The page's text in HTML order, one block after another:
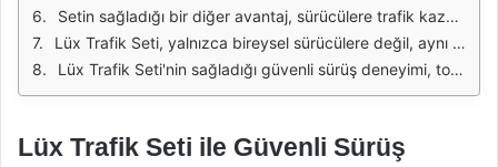
Setin sağladığı bir diğer avantaj, sürücülere trafik kazası sonrası nasıl davranmaları gerektiği konusunda bilgi vermesidir. Kazalar her zaman beklenmedik bir şekilde meydana gelebilir ve bu tür durumlarda doğru hareket etmek hayati önem taşır. Lüx Trafik Seti, sürücüleri bu konuda eğiterek, kaza sonrası yapılması gerekenleri ve acil durumlarda nasıl davranmaları gerektiğini açıkça belirtir.
Lüx Trafik Seti, yalnızca bireysel sürücülere değil, aynı zamanda sürücü kurslarına da hitap etmektedir. Kurslar, setin içeriğini kullanarak öğrencilerine daha etkin bir eğitim verebilir. Bu sayede, geleceğin sürücüleri, güvenli sürüş tekniklerini erken yaşta öğrenerek, daha bilinçli ve dikkatli birer sürücü olurlar. Ayrıca, sürücü kursları için hazırlanan özel materyaller, eğitmenlerin işini kolaylaştırır ve eğitim süreçlerini daha verimli hale getirir.
Lüx Trafik Seti'nin sağladığı güvenli sürüş deneyimi, toplumu genel olarak olumlu yönde etkiler. Sürücüler, edindikleri bilgi ve deneyim sayesinde daha dikkatli ve bilinçli hale gelirler. Bu da trafik kazalarının azalmasına, dolayısıyla daha güvenli bir trafik ortamı oluşmasına katkıda bulunur. Lüx Trafik Seti, hem bireysel güvenliği hem de toplumsal güvenliği artırma amacı gütmektedir.
Lüx Trafik Seti ile Güvenli Sürüş